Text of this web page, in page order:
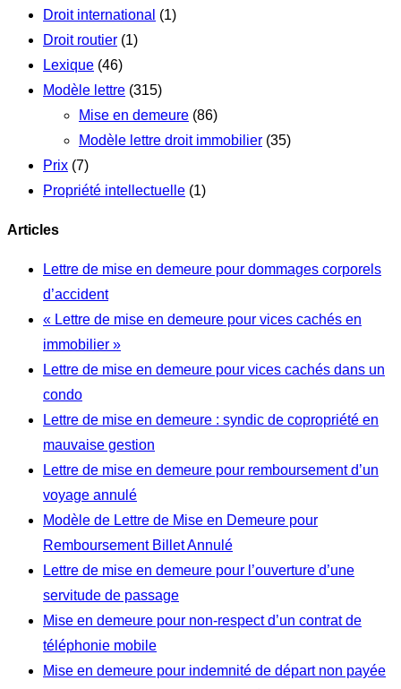
Droit international (1)
Droit routier (1)
Lexique (46)
Modèle lettre (315)
Mise en demeure (86)
Modèle lettre droit immobilier (35)
Prix (7)
Propriété intellectuelle (1)
Articles
Lettre de mise en demeure pour dommages corporels
d’accident
« Lettre de mise en demeure pour vices cachés en
immobilier »
Lettre de mise en demeure pour vices cachés dans un
condo
Lettre de mise en demeure : syndic de copropriété en
mauvaise gestion
Lettre de mise en demeure pour remboursement d’un
voyage annulé
Modèle de Lettre de Mise en Demeure pour
Remboursement Billet Annulé
Lettre de mise en demeure pour l’ouverture d’une
servitude de passage
Mise en demeure pour non-respect d’un contrat de
téléphonie mobile
Mise en demeure pour indemnité de départ non payée